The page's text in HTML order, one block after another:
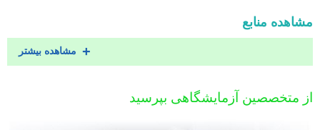
مشاهده منابع
مشاهده بیشتر
از متخصصین آزمایشگاهی بپرسید